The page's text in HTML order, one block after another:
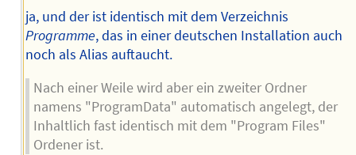
ja, und der ist identisch mit dem Verzeichnis
Programme, das in einer deutschen Installation auch
noch als Alias auftaucht.
Nach einer Weile wird aber ein zweiter Ordner
namens "ProgramData" automatisch angelegt, der
Inhaltlich fast identisch mit dem "Program Files"
Ordener ist.